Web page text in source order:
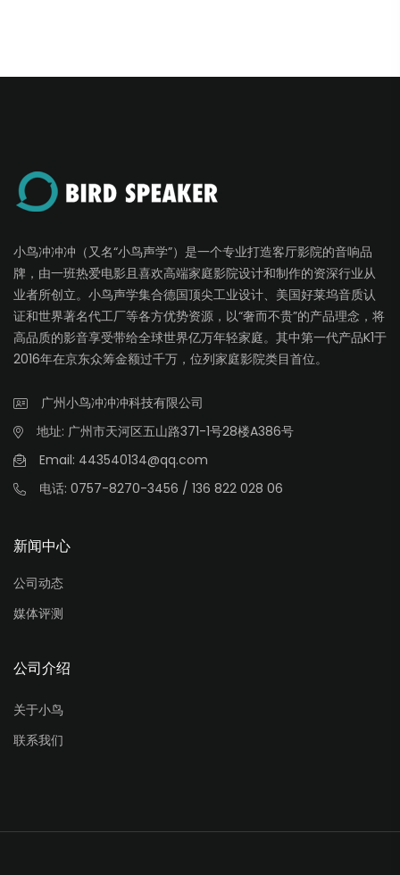
小鸟冲冲冲（又名“小鸟声学”）是一个专业打造客厅影院的音响品
牌，由一班热爱电影且喜欢高端家庭影院设计和制作的资深行业从
业者所创立。小鸟声学集合德国顶尖工业设计、美国好莱坞音质认
证和世界著名代工厂等各方优势资源，以“奢而不贵”的产品理念，将
高品质的影音享受带给全球世界亿万年轻家庭。其中第一代产品K1于
2016年在京东众筹金额过千万，位列家庭影院类目首位。
广州小鸟冲冲冲科技有限公司
地址: 广州市天河区五山路371-1号28楼A386号
Email: 443540134@qq.com
电话: 0757-8270-3456 / 136 822 028 06
新闻中心
公司动态
媒体评测
公司介绍
关于小鸟
联系我们